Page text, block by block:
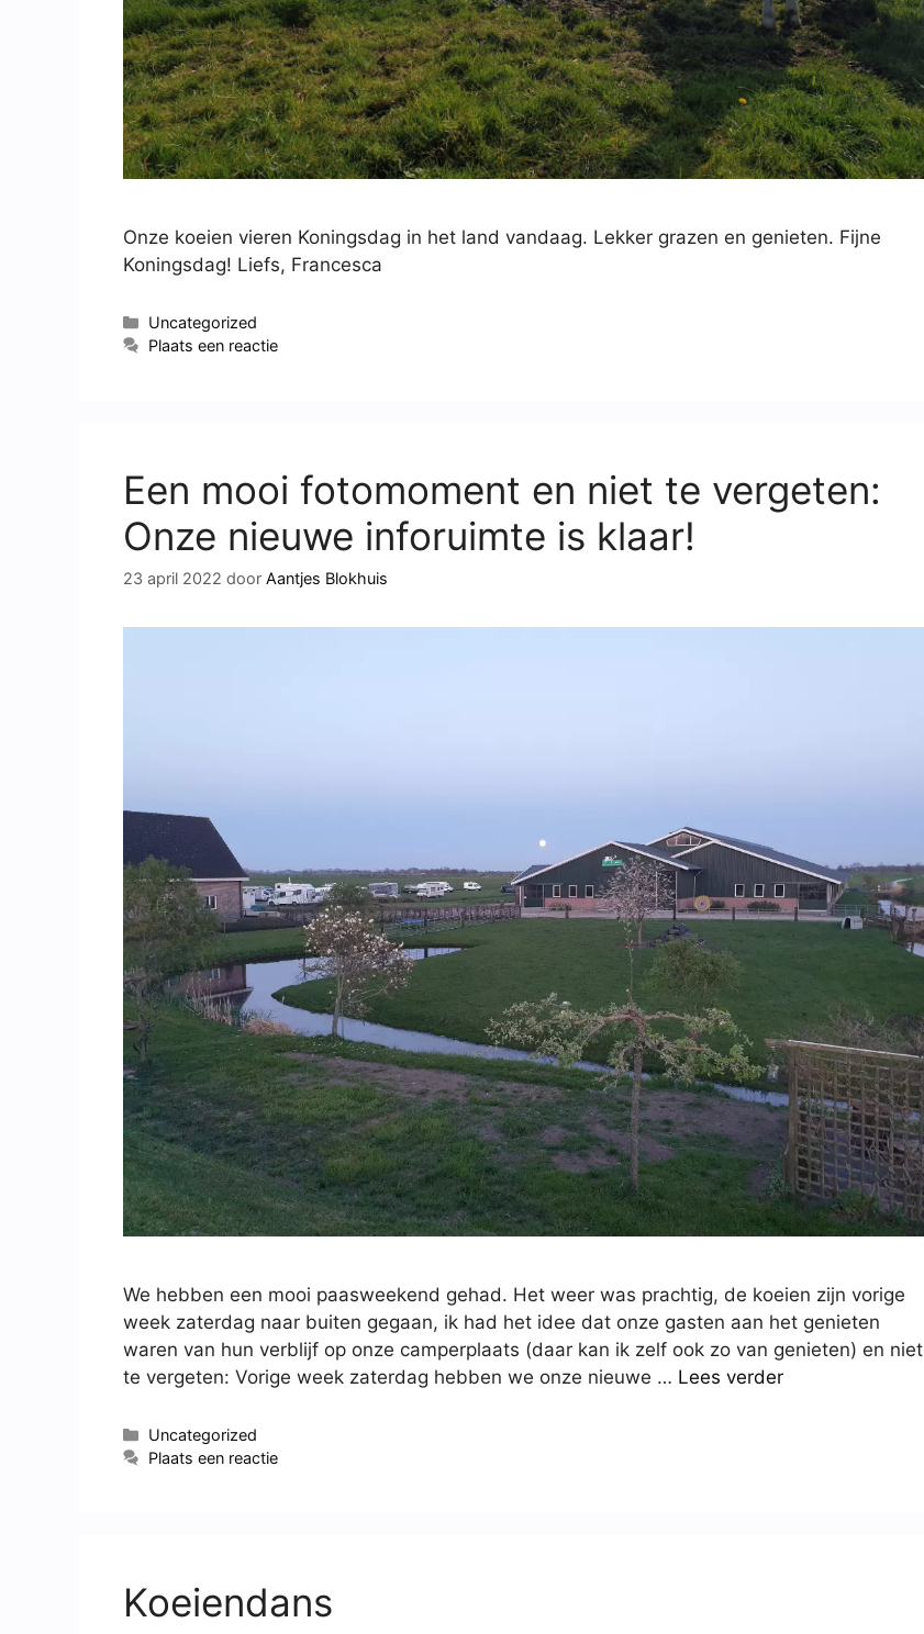
Onze koeien vieren Koningsdag in het land vandaag. Lekker grazen en genieten. Fijne
Koningsdag! Liefs, Francesca
Uncategorized
Plaats een reactie
Een mooi fotomoment en niet te vergeten:
Onze nieuwe inforuimte is klaar!
23 april 2022 door Aantjes Blokhuis
We hebben een mooi paasweekend gehad. Het weer was prachtig, de koeien zijn vorige
week zaterdag naar buiten gegaan, ik had het idee dat onze gasten aan het genieten
waren van hun verblijf op onze camperplaats (daar kan ik zelf ook zo van genieten) en niet
te vergeten: Vorige week zaterdag hebben we onze nieuwe … Lees verder
Uncategorized
Plaats een reactie
Koeiendans